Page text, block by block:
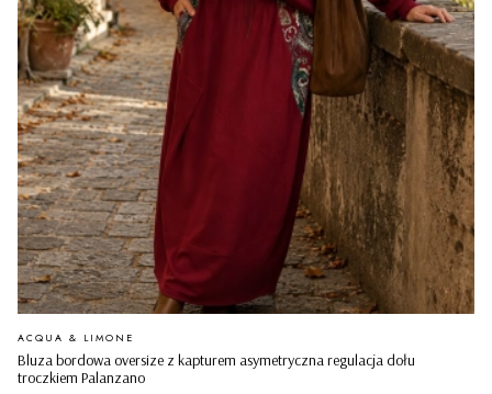
Bluza bordowa oversize z kapturem asymetryczna regulacja dołu
troczkiem Palanzano
PRODUCENT
ACQUA & LIMONE